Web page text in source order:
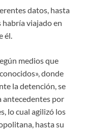
datos, hasta
viajado en
él.
medios que
donde
la detención, se
antecedentes por
lo cual agilizó los
hasta su